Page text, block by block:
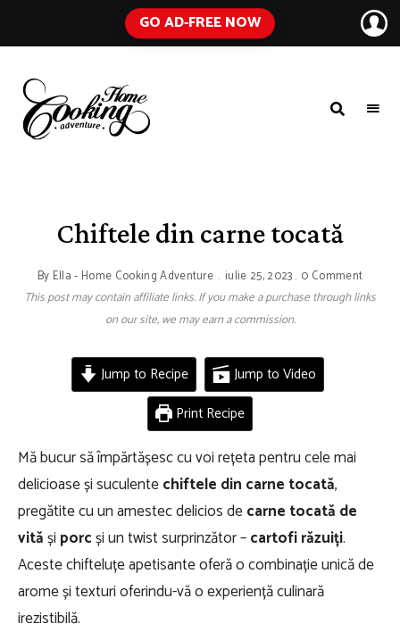
GO AD-FREE NOW
Everyday
IngredientsChiftele din carne tocată
By Ella - Home Cooking Adventure iulie 25, 2023 0 Comment
This post may contain affiliate links. If you make a purchase through links
on our site, we may earn a commission.
Jump to Recipe
Jump to Video
Print Recipe
Mă bucur să împărtășesc cu voi rețeta pentru cele mai
delicioase și suculentechiftele din carne tocată,
pregătite cu un amestec delicios decarne tocată de
vităși porcși un twist surprinzător –cartofi răzuiți.
Aceste chifteluțe apetisante oferă o combinație unică de
arome și texturi oferindu-vă o experiență culinară
irezistibilă.